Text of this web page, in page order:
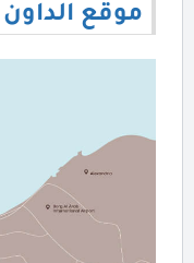
موقع